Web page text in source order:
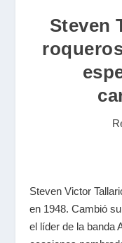
Steven
Steven Victor
en 1948. Cambió
el líder de la banda